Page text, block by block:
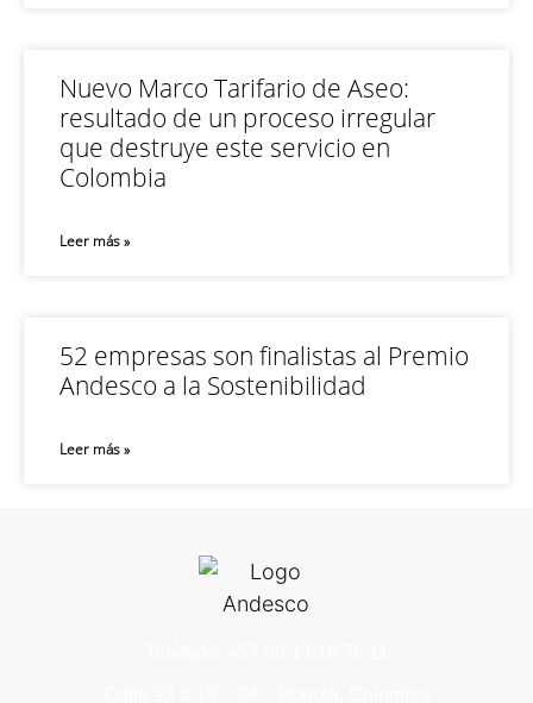
Nuevo Marco Tarifario de Aseo:
resultado de un proceso irregular
que destruye este servicio en
Colombia
Leer más »
52 empresas son finalistas al Premio
Andesco a la Sostenibilidad
Leer más »